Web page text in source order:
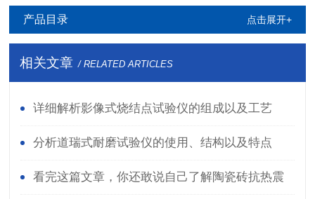
产品目录 点击展开+
相关文章 / RELATED ARTICLES
详细解析影像式烧结点试验仪的组成以及工艺
分析道瑞式耐磨试验仪的使用、结构以及特点
看完这篇文章，你还敢说自己了解陶瓷砖抗热震